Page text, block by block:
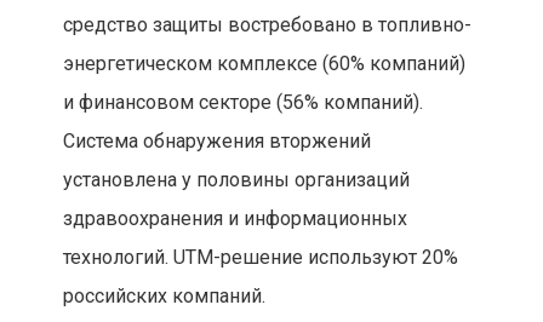
средство защиты востребовано в топливно-
энергетическом комплексе (60% компаний)
и финансовом секторе (56% компаний).
Система обнаружения вторжений
установлена у половины организаций
здравоохранения и информационных
технологий. UTM-решение используют 20%
российских компаний.